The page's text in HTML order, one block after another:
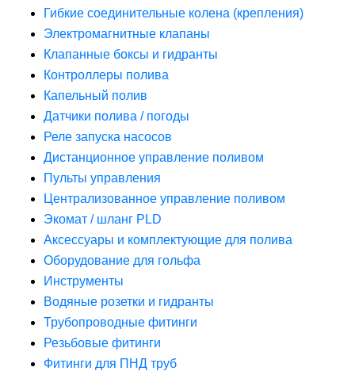
Гибкие соединительные колена (крепления)
Электромагнитные клапаны
Клапанные боксы и гидранты
Контроллеры полива
Капельный полив
Датчики полива / погоды
Реле запуска насосов
Дистанционное управление поливом
Пульты управления
Централизованное управление поливом
Экомат / шланг PLD
Аксессуары и комплектующие для полива
Оборудование для гольфа
Инструменты
Водяные розетки и гидранты
Трубопроводные фитинги
Резьбовые фитинги
Фитинги для ПНД труб